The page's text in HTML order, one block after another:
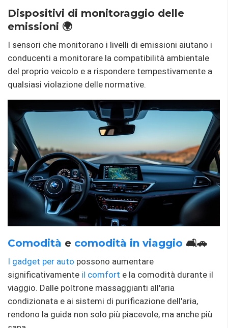
Dispositivi di monitoraggio delle
emissioni 🌍
I sensori che monitorano i livelli di emissioni aiutano i
conducenti a monitorare la compatibilità ambientale
del proprio veicolo e a rispondere tempestivamente a
qualsiasi violazione delle normative.
Comodità e comodità in viaggio 🛋️🚗
I gadget per auto possono aumentare
significativamente il comfort e la comodità durante il
viaggio. Dalle poltrone massaggianti all'aria
condizionata e ai sistemi di purificazione dell'aria,
rendono la guida non solo più piacevole, ma anche più